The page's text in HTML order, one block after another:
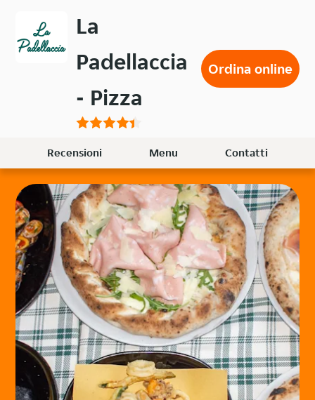
contenuto
La
Padellaccia
- Pizza
Ordina online
Recensioni Menu Contatti